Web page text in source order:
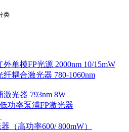
类
单模FP光源 2000nm 10/15mW
耦合激光器 780-1060nm
光器 793nm 8W
功率泵浦FP激光器
（高功率600/ 800mW）